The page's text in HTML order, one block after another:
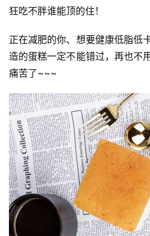
狂吃不胖谁能顶的住！
正在减肥的你、想要健康低脂低
造的蛋糕一定不能错过，再也不
痛苦了~~~